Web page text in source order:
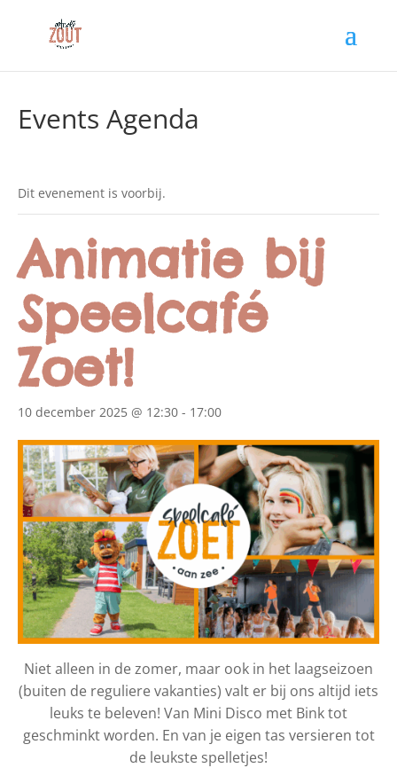
Events Agenda
Dit evenement is voorbij.
Animatie bij
Speelcafé
Zoet!
10 december 2025 @ 12:30 - 17:00
Niet alleen in de zomer, maar ook in het laagseizoen
(buiten de reguliere vakanties) valt er bij ons altijd iets
leuks te beleven! Van Mini Disco met Bink tot
geschminkt worden. En van je eigen tas versieren tot
de leukste spelletjes!